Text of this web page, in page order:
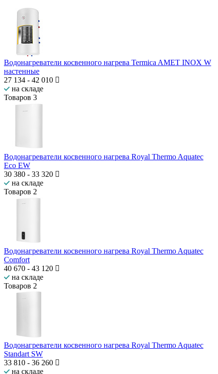
Водонагреватели косвенного нагрева Termica AMET INOX W
настенные
27 134 - 42 010
на складе
Товаров 3
Водонагреватели косвенного нагрева Royal Thermo Aquatec
Eco EW
30 380 - 33 320
на складе
Товаров 2
Водонагреватели косвенного нагрева Royal Thermo Aquatec
Comfort
40 670 - 43 120
на складе
Товаров 2
Водонагреватели косвенного нагрева Royal Thermo Aquatec
Standart SW
33 810 - 36 260
на складе